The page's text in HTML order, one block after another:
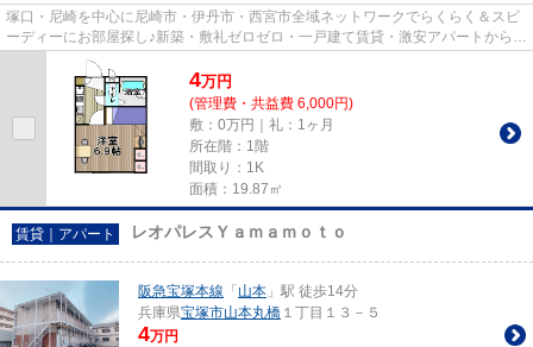
塚口・尼崎を中心に尼崎市・伊丹市・西宮市全域ネットワークでらくらく＆スピ
ーディーにお部屋探し♪新築・敷礼ゼロゼロ・一戸建て賃貸・激安アパートから分
譲賃貸マンション、保証人不...
4万円
(管理費・共益費 6,000円)
敷：0万円｜礼：1ヶ月
所在階：1階
間取り：1K
面積：19.87㎡
賃貸｜アパート レオパレスＹａｍａｍｏｔｏ
阪急宝塚本線 「 山本 」駅 徒歩14分
兵庫県宝塚市山本丸橋 １丁目１３－５
4万円